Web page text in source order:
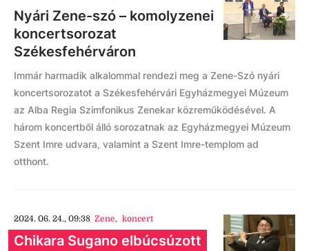
Nyári Zene-szó – komolyzenei
koncertsorozat
Székesfehérváron
Immár harmadik alkalommal rendezi meg a Zene-Szó nyári
koncertsorozatot a Székesfehérvári Egyházmegyei Múzeum
az Alba Regia Szimfonikus Zenekar közreműködésével. A
három koncertből álló sorozatnak az Egyházmegyei Múzeum
Szent Imre udvara, valamint a Szent Imre-templom ad
otthont.
2024. 06. 24., 09:38 Zene, koncert
Chikara Sugano elbúcsúzott